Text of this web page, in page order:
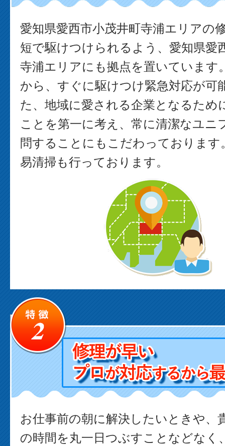
愛知県愛西市小茂井町寺浦エリアの
短で駆けつけられるよう、愛知県愛
寺浦エリアにも拠点を置いています
から、すぐに駆けつけ緊急対応が可
た、地域に愛される企業となるため
ことを第一に考え、常に清潔なユニ
問することにもこだわっております
易清掃も行っております。
お仕事前の朝に解決したいときや、
の時間を丸一日つぶすことなどなく